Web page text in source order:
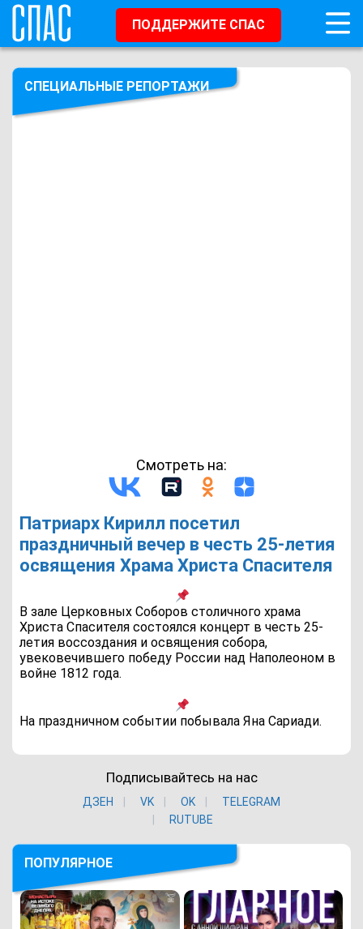
ПОДДЕРЖИТЕ СПАС
СПЕЦИАЛЬНЫЕ РЕПОРТАЖИ
Смотреть на:
Патриарх Кирилл посетил
праздничный вечер в честь 25-летия
освящения Храма Христа Спасителя
В зале Церковных Соборов столичного храма
Христа Спасителя состоялся концерт в честь 25-
летия воссоздания и освящения собора,
увековечившего победу России над Наполеоном в
войне 1812 года.
На праздничном событии побывала Яна Сариади.
Подписывайтесь на нас
ДЗЕН VK ОK
TELEGRAM
RUTUBE
ПОПУЛЯРНОЕ